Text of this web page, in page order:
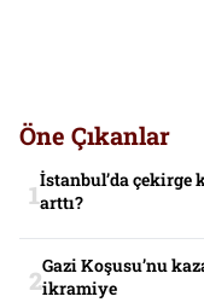
Öne Çıkanlar
İstanbul’da çekirge
arttı?
Gazi Koşusu’nu
ikramiye